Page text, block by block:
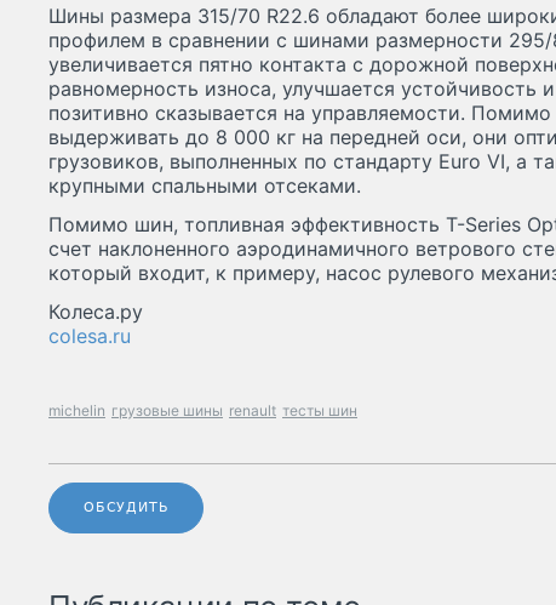
Шины размера 315/70 R22.6 обладают более
профилем в сравнении с шинами размерности
увеличивается пятно контакта с дорожной
равномерность износа, улучшается устойчивость
позитивно сказывается на управляемости.
выдерживать до 8 000 кг на передней оси, они
грузовиков, выполненных по стандарту Euro VI, а
крупными спальными отсеками.
Помимо шин, топливная эффективность T-Series
счет наклоненного аэродинамичного ветрового
который входит, к примеру, насос рулевого
Колеса.ру
colesa.ru
michelin грузовые шины renault тесты шин
ОБСУДИТЬ